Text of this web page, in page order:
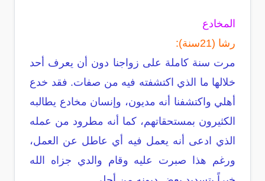
المخادع
رشا (21سنة):
مرت سنة كاملة على زواجنا دون أن يعرف أحد
خلالها ما الذي اكتشفته فيه من صفات. فقد خدع
أهلي واكتشفنا أنه مديون، وإنسان مخادع يطالبه
الكثيرون بمستحقاتهم، كما أنه مطرود من عمله
الذي ادعى أنه يعمل فيه أي عاطل عن العمل،
ورغم هذا صبرت عليه وقام والدي جزاه الله